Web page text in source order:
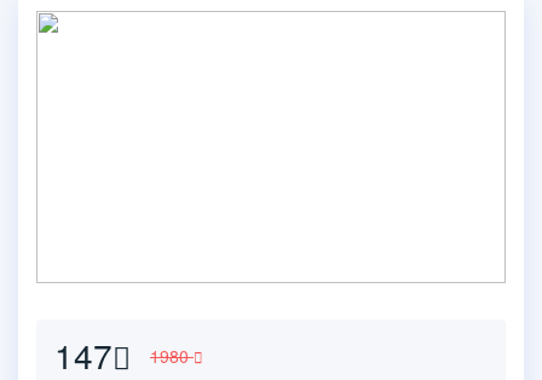
147 1980